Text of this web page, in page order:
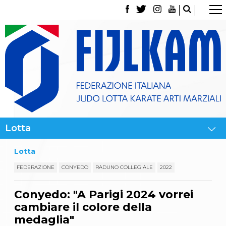
La Federazione
Tesseramento
Contatti
Norme e modulistica Affiliazioni e Tesseramenti
Classifica Società Sportive con più di 100 atleti
tesserati
Giustizia Sportiva
Partners
La disciplina
News
Lotta
FEDERAZIONE CONYEDO RADUNO COLLEGIALE 2022
Conyedo: "A Parigi 2024 vorrei
cambiare il colore della
medaglia"